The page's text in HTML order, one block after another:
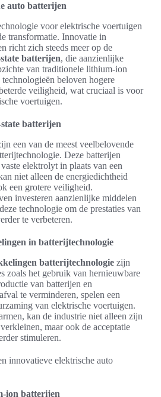
auto batterijen
voor elektrische voertuigen
transformatie. Innovatie in
richt zich steeds meer op de
batterijen, die aanzienlijke
van traditionele lithium-ion
beloven hogere
veiligheid, wat cruciaal is voor
voertuigen.
batterijen
een van de meest veelbelovende
Deze batterijen
elektrolyt in plaats van een
niet alleen de energiedichtheid
een grotere veiligheid.
investeren aanzienlijke middelen
technologie om de prestaties van
te verbeteren.
in batterijtechnologie
batterijtechnologie zijn
zoals het gebruik van hernieuwbare
van batterijen en
te verminderen, spelen een
van elektrische voertuigen.
kan de industrie niet alleen zijn
maar ook de acceptatie
stimuleren.
ion batterijen